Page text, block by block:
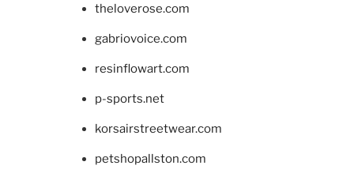
theloverose.com
gabriovoice.com
resinflowart.com
p-sports.net
korsairstreetwear.com
petshopallston.com